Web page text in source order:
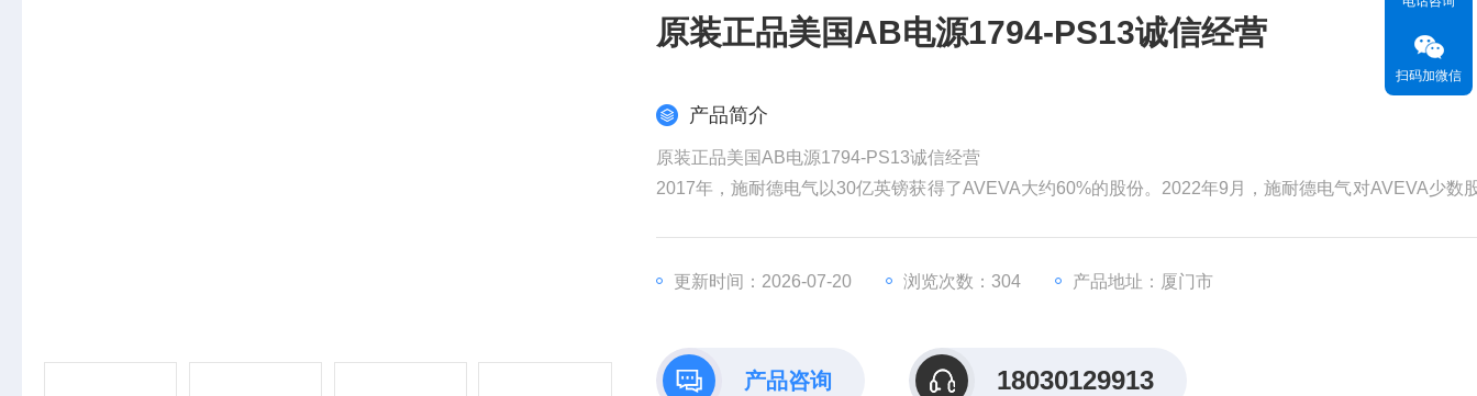
原装正品美国AB电源1794-PS13诚信经营
产品简介
原装正品美国AB电源1794-PS13诚信经营
2017年，施耐德电气以30亿英镑获得了AVEVA大约60%的股份。2022年9月，施耐德电气对AVEVA少数
全球工业部门越来越依赖数据来实现商业价值。但和其他材料一样，这
更新时间：2026-07-20 浏览次数：304 产品地址：厦门市
产品咨询 18030129913
扫码加微信